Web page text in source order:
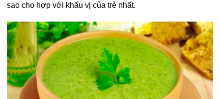
sao cho hợp với khẩu vị của trẻ nhất.